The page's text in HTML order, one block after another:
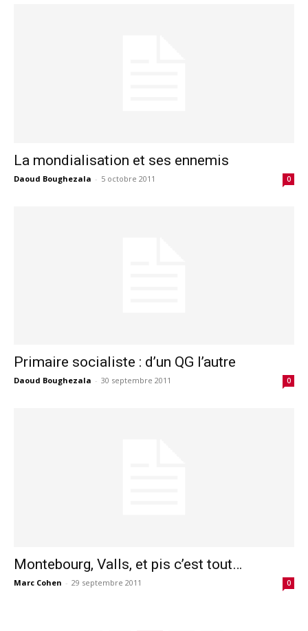
La mondialisation et ses ennemis
Daoud Boughezala - 5 octobre 2011 0
Primaire socialiste : d’un QG l’autre
Daoud Boughezala - 30 septembre 2011 0
Montebourg, Valls, et pis c’est tout…
Marc Cohen - 29 septembre 2011 0